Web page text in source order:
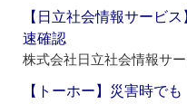
【日立社会情報サービ
速確認
株式会社日立社会情報サ
【トーホー】災害時で